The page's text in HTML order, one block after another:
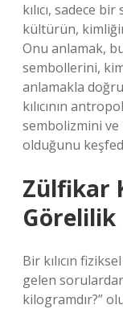
kılıcı, sadece
kültürün,
Onu anlamak,
sembollerini,
anlamakla
kılıcının
sembolizmini ve
olduğunu
Zülfikar
Görelilik
Bir kılıcın
gelen
kilogramdır?”